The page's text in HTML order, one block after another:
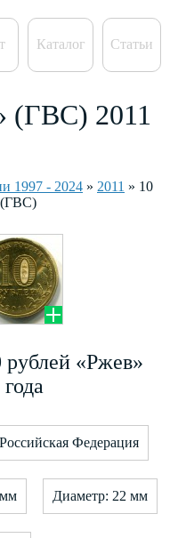
Каталог Статьи
(ГВС) 2011
1997 - 2024 » 2011 » 10
(ГВС)
«Ржев»
Федерация
Диаметр: 22 мм